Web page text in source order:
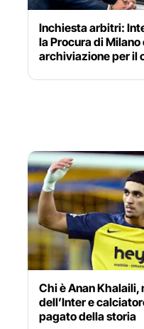
Inchiesta arbitri:
la Procura di
archiviazione per il
Chi è Anan Khalaili,
dell’Inter e
pagato della storia